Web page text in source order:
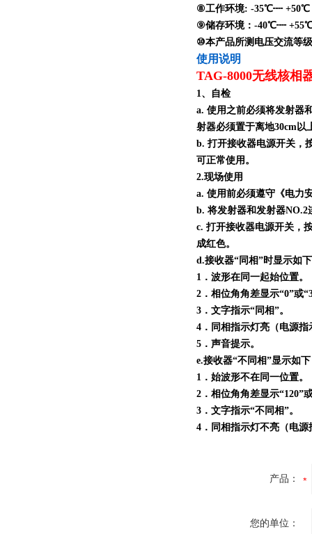
⑧工作环境: -35℃┉ +50℃
⑨储存环境：-40℃┉
⑩本产品所测电压交流等
使用说明
TAG-8000无线核相
1、自检
a. 使用之前必须将发射器
射器必须置于离地30cm以
b. 打开接收器电源开关，
可正常使用。
2.现场使用
a. 使用前必须遵守《电力
b. 将发射器和发射器
c. 打开接收器电源开关，
成红色。
d.接收器“同相”时显示如
1．波形在同一起始位置。
2．相位角角差显示“0”或
3．文字指示“同相”。
4．同相指示灯亮（电源
5．声音提示。
e.接收器“不同相”显示如
1．始波形不在同一位置。
2．相位角角差显示“120”
3．文字指示“不同相”。
4．同相指示灯不亮（电
产品：
您的单位：